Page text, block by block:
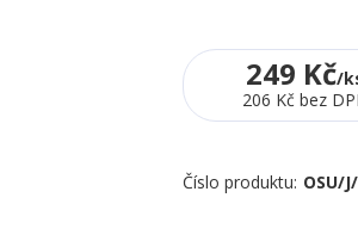
249 Kč/
206 Kč bez
Číslo produktu: OSU/